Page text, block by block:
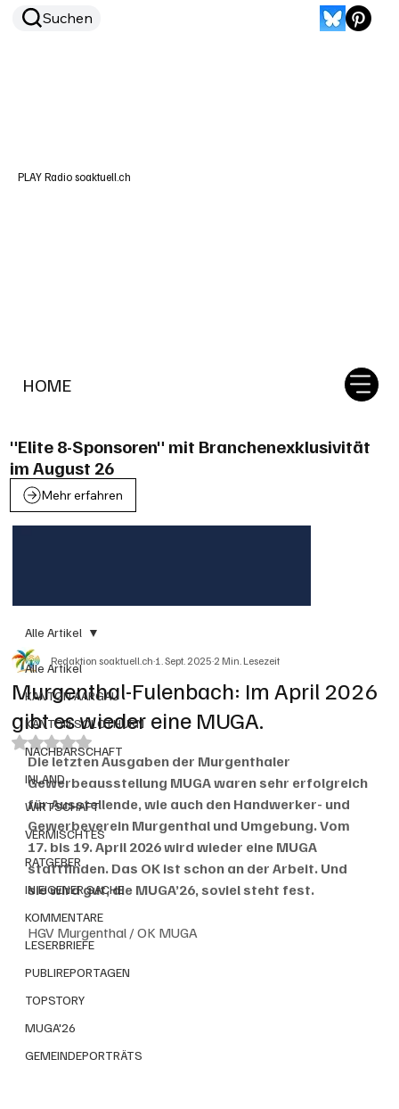
HOME
Suchen
PLAY Radio soaktuell.ch
"Elite 8-Sponsoren" mit Branchenexklusivität
im August 26
Mehr erfahren
Alle Artikel
KANTON AARGAU
KANTON SOLOTHURN
NACHBARSCHAFT
INLAND
WIRTSCHAFT
VERMISCHTES
RATGEBER
IN EIGENER SACHE
KOMMENTARE
LESERBRIEFE
PUBLIREPORTAGEN
TOPSTORY
MUGA'26
GEMEINDEPORTRÄTS
Alle Artikel
Murgenthal-Fulenbach: Im April 2026
gibt es wieder eine MUGA.
Redaktion soaktuell.ch1. Sept. 20252 Min. Lesezeit
Mit NaN von 5 Sternen bewertet.
Die letzten Ausgaben der Murgenthaler
Gewerbeausstellung MUGA waren sehr erfolgreich
für Ausstellende, wie auch den Handwerker- und
Gewerbeverein Murgenthal und Umgebung. Vom
17. bis 19. April 2026 wird wieder eine MUGA
stattfinden. Das OK ist schon an der Arbeit. Und
sie wird gut, die MUGA’26, soviel steht fest.
HGV Murgenthal / OK MUGA